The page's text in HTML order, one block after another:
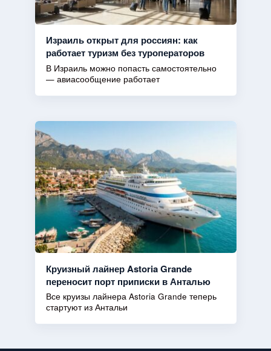
Израиль открыт для россиян: как
работает туризм без туроператоров
В Израиль можно попасть самостоятельно
— авиасообщение работает
Круизный лайнер Astoria Grande
переносит порт приписки в Анталью
Все круизы лайнера Astoria Grande теперь
стартуют из Антальи